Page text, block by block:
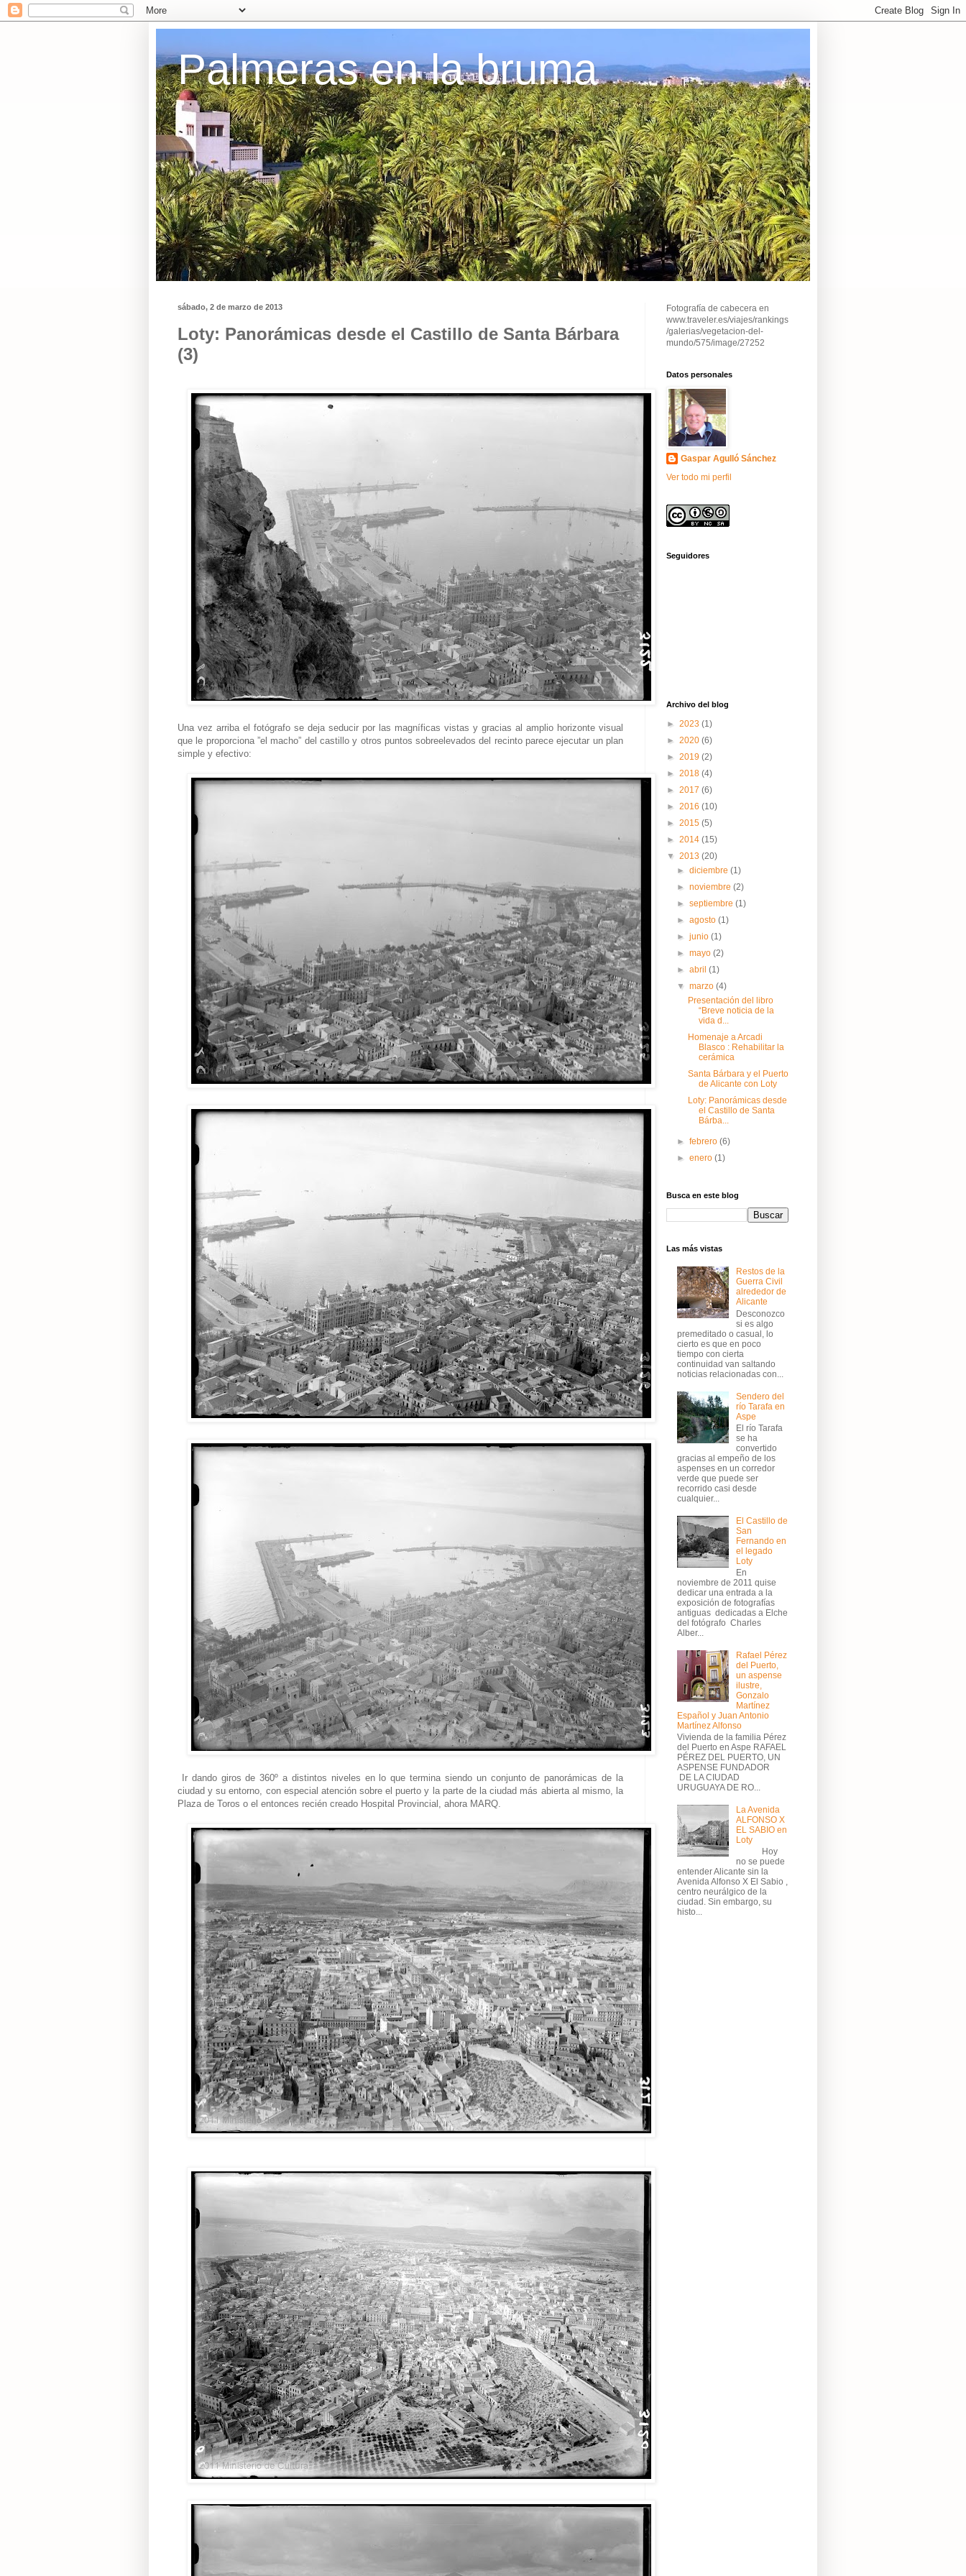
Palmeras en la bruma
sábado, 2 de marzo de 2013
Loty: Panorámicas desde el Castillo de Santa Bárbara
(3)
Una vez arriba el fotógrafo se deja seducir por las magníficas vistas y gracias al amplio horizonte visual
que le proporciona ”el macho” del castillo y otros puntos sobreelevados del recinto parece ejecutar un plan
simple y efectivo:
Ir dando giros de 360º a distintos niveles en lo que termina siendo un conjunto de panorámicas de la
ciudad y su entorno, con especial atención sobre el puerto y la parte de la ciudad más abierta al mismo, la
Plaza de Toros o el entonces recién creado Hospital Provincial, ahora MARQ.
Fotografía de cabecera en
www.traveler.es/viajes/rankings
/galerias/vegetacion-del-
mundo/575/image/27252
Datos personales
Gaspar Agulló Sánchez
Ver todo mi perfil
Seguidores
Archivo del blog
► 2023 (1)
► 2020 (6)
► 2019 (2)
► 2018 (4)
► 2017 (6)
► 2016 (10)
► 2015 (5)
► 2014 (15)
▼ 2013 (20)
►diciembre(1)
►noviembre(2)
►septiembre(1)
►agosto(1)
►junio(1)
►mayo(2)
►abril(1)
▼marzo(4)
Presentación del libro
“Breve noticia de la
vida d...
Homenaje a Arcadi
Blasco : Rehabilitar la
cerámica
Santa Bárbara y el Puerto
de Alicante con Loty
Loty: Panorámicas desde
el Castillo de Santa
Bárba...
►febrero(6)
►enero(1)
Busca en este blog
Las más vistas
Restos de la
Guerra Civil
alrededor de
Alicante
Desconozco
si es algo
premeditado o casual, lo
cierto es que en poco
tiempo con cierta
continuidad van saltando
noticias relacionadas con...
Sendero del
río Tarafa en
Aspe
El río Tarafa
se ha
convertido
gracias al empeño de los
aspenses en un corredor
verde que puede ser
recorrido casi desde
cualquier...
El Castillo de
San
Fernando en
el legado
Loty
En
noviembre de 2011 quise
dedicar una entrada a la
exposición de fotografías
antiguas dedicadas a Elche
del fotógrafo Charles
Alber...
Rafael Pérez
del Puerto,
un aspense
ilustre,
Gonzalo
Martínez
Español y Juan Antonio
Martínez Alfonso
Vivienda de la familia Pérez
del Puerto en Aspe RAFAEL
PÉREZ DEL PUERTO, UN
ASPENSE FUNDADOR
DE LA CIUDAD
URUGUAYA DE RO...
La Avenida
ALFONSO X
EL SABIO en
Loty
Hoy
no se puede
entender Alicante sin la
Avenida Alfonso X El Sabio ,
centro neurálgico de la
ciudad. Sin embargo, su
histo...